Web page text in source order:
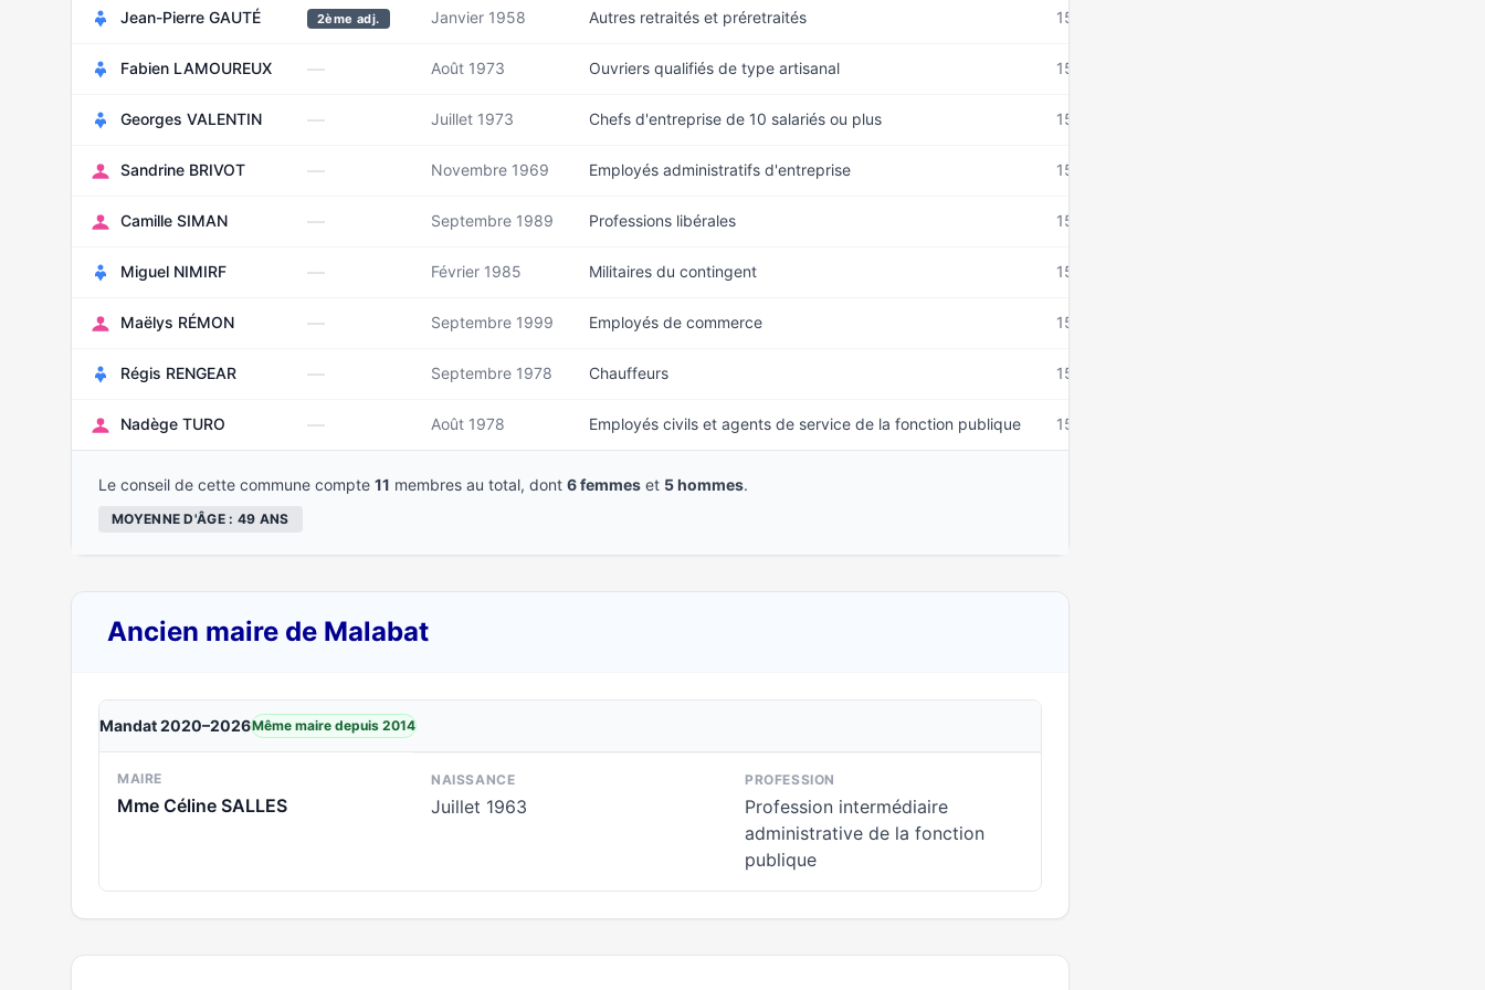
Jean-Pierre GAUTÉ 2ème adj. Janvier 1958 Autres retraités et préretraités 15 mars 2026
Fabien LAMOUREUX — Août 1973 Ouvriers qualifiés de type artisanal 15 mars 2026
Georges VALENTIN — Juillet 1973 Chefs d'entreprise de 10 salariés ou plus 15 mars 2026
Sandrine BRIVOT — Novembre 1969 Employés administratifs d'entreprise 15 mars 2026
Camille SIMAN — Septembre 1989 Professions libérales 15 mars 2026
Miguel NIMIRF — Février 1985 Militaires du contingent 15 mars 2026
Maëlys RÉMON — Septembre 1999 Employés de commerce 15 mars 2026
Régis RENGEAR — Septembre 1978 Chauffeurs 15 mars 2026
Nadège TURO — Août 1978 Employés civils et agents de service de la fonction publique 15 mars 2026
Le conseil de cette commune compte 11 membres au total, dont 6 femmes et 5 hommes.
MOYENNE D'ÂGE : 49 ANS
Ancien maire de Malabat
Mandat 2020–2026Même maire depuis 2014
MAIRE
Mme Céline SALLES
NAISSANCE
Juillet 1963
PROFESSION
Profession intermédiaire
administrative de la fonction
publique